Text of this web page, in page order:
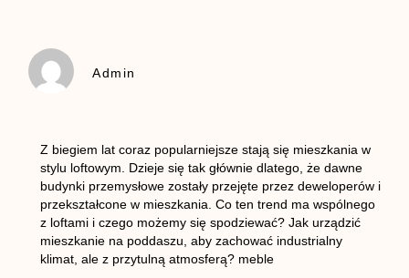
Admin
Z biegiem lat coraz popularniejsze stają się mieszkania w
stylu loftowym. Dzieje się tak głównie dlatego, że dawne
budynki przemysłowe zostały przejęte przez deweloperów i
przekształcone w mieszkania. Co ten trend ma wspólnego
z loftami i czego możemy się spodziewać? Jak urządzić
mieszkanie na poddaszu, aby zachować industrialny
klimat, ale z przytulną atmosferą? meble